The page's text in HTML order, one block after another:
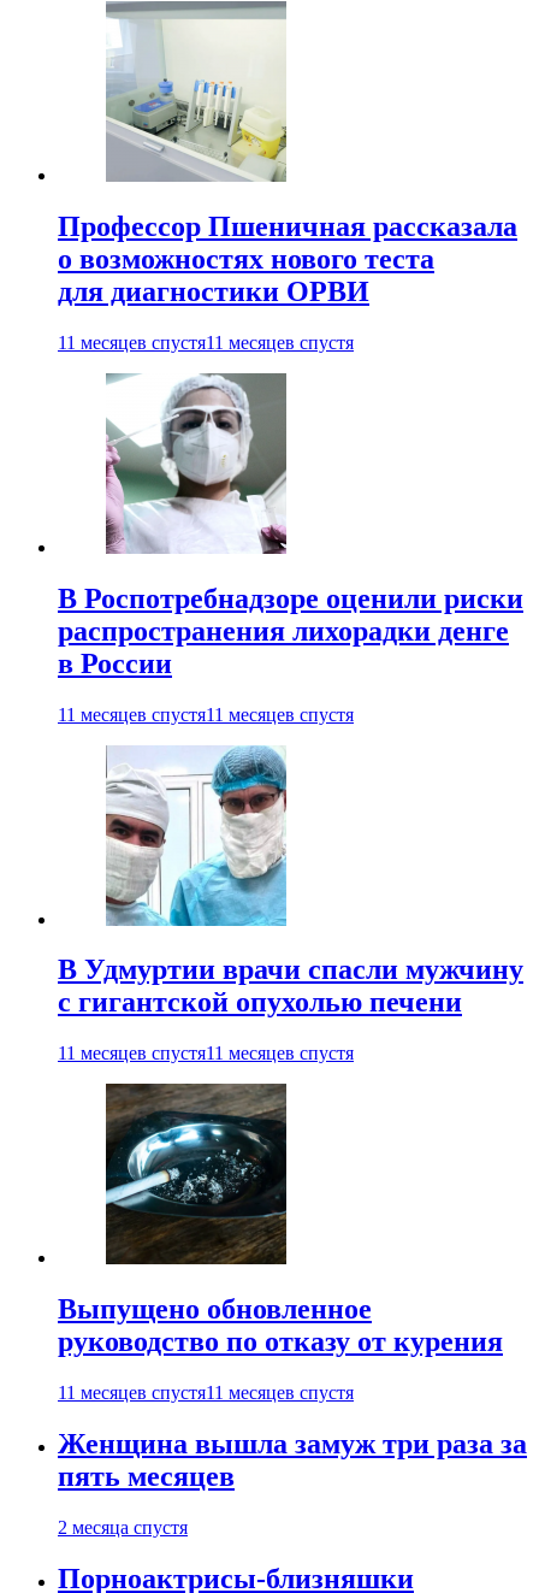
Профессор Пшеничная рассказала
о возможностях нового теста
для диагностики ОРВИ
11 месяцев спустя11 месяцев спустя
В Роспотребнадзоре оценили риски
распространения лихорадки денге
в России
11 месяцев спустя11 месяцев спустя
В Удмуртии врачи спасли мужчину
с гигантской опухолью печени
11 месяцев спустя11 месяцев спустя
Выпущено обновленное
руководство по отказу от курения
11 месяцев спустя11 месяцев спустя
Женщина вышла замуж три раза за
пять месяцев
2 месяца спустя
Порноактрисы-близняшки